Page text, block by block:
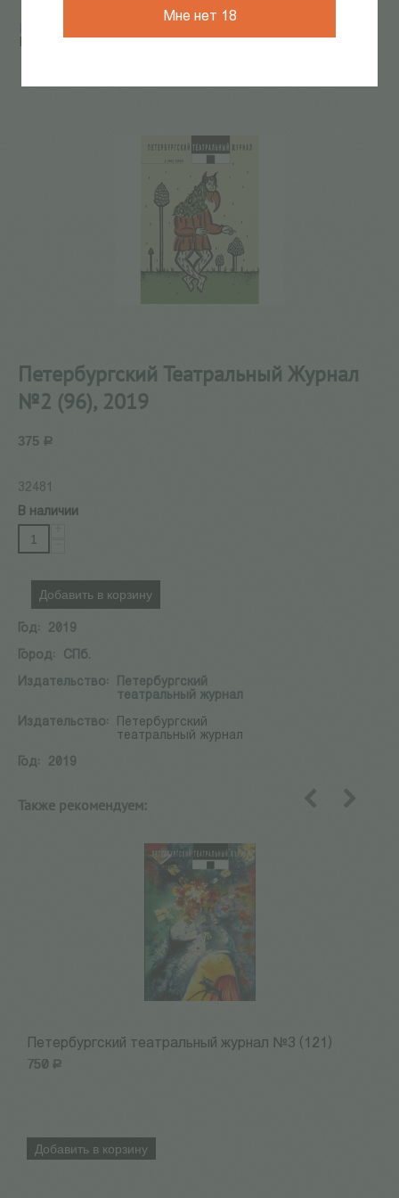
Мне нет 18
Петербургский Театральный Журнал №2 (96), 2019
Петербургский Театральный Журнал
№2 (96), 2019
375 Р
32481
В наличии
Добавить в корзину
Год:
2019
Город:
СПб.
Издательство:
Петербургский
театральный журнал
Издательство:
Петербургский
театральный журнал
Год:
2019
Также рекомендуем:
Петербургский театральный журнал №3 (121)
750 Р
Добавить в корзину